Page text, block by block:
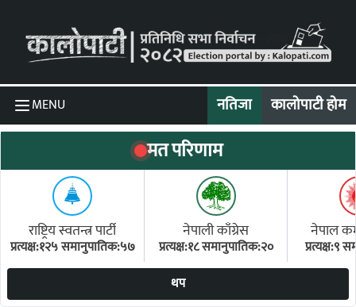
MENU नतिजा कालोपाटी होम
मत परिणाम
राष्ट्रिय स्वतन्त्र पार्टी
प्रत्यक्ष:१२५ समानुपातिक:५७
नेपाली काँग्रेस
प्रत्यक्ष:१८ समानुपातिक:२०
नेपाल
प्रत्यक्ष:९
थप